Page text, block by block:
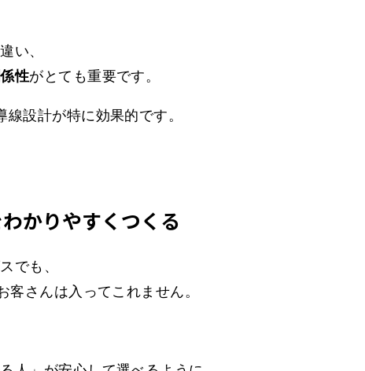
い、
性がとても重要です。
設計が特に効果的です。
かりやすくつくる
でも、
客さんは入ってこれません。